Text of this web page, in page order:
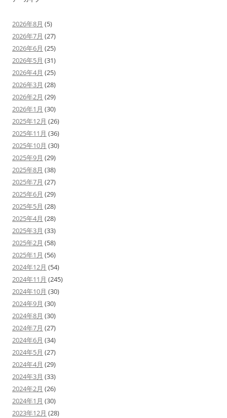
2026年8月 (5)
2026年7月 (27)
2026年6月 (25)
2026年5月 (31)
2026年4月 (25)
2026年3月 (28)
2026年2月 (29)
2026年1月 (30)
2025年12月 (26)
2025年11月 (36)
2025年10月 (30)
2025年9月 (29)
2025年8月 (38)
2025年7月 (27)
2025年6月 (29)
2025年5月 (28)
2025年4月 (28)
2025年3月 (33)
2025年2月 (58)
2025年1月 (56)
2024年12月 (54)
2024年11月 (245)
2024年10月 (30)
2024年9月 (30)
2024年8月 (30)
2024年7月 (27)
2024年6月 (34)
2024年5月 (27)
2024年4月 (29)
2024年3月 (33)
2024年2月 (26)
2024年1月 (30)
2023年12月 (28)